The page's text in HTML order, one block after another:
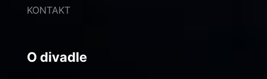
KONTAKT
O divadle